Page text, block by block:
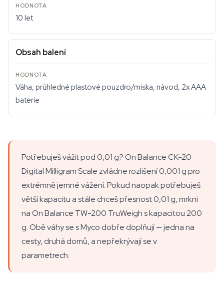
10 let
Obsah balení
Váha, průhledné plastové pouzdro/miska, návod, 2x AAA
baterie
Potřebuješ vážit pod 0,01 g? On Balance CK-20
Digital Milligram Scale zvládne rozlišení 0,001 g pro
extrémně jemné vážení. Pokud naopak potřebuješ
větší kapacitu a stále chceš přesnost 0,01 g, mrkni
na On Balance TW-200 TruWeigh s kapacitou 200
g. Obě váhy se s Myco dobře doplňují — jedna na
cesty, druhá domů, a nepřekrývají se v
parametrech.